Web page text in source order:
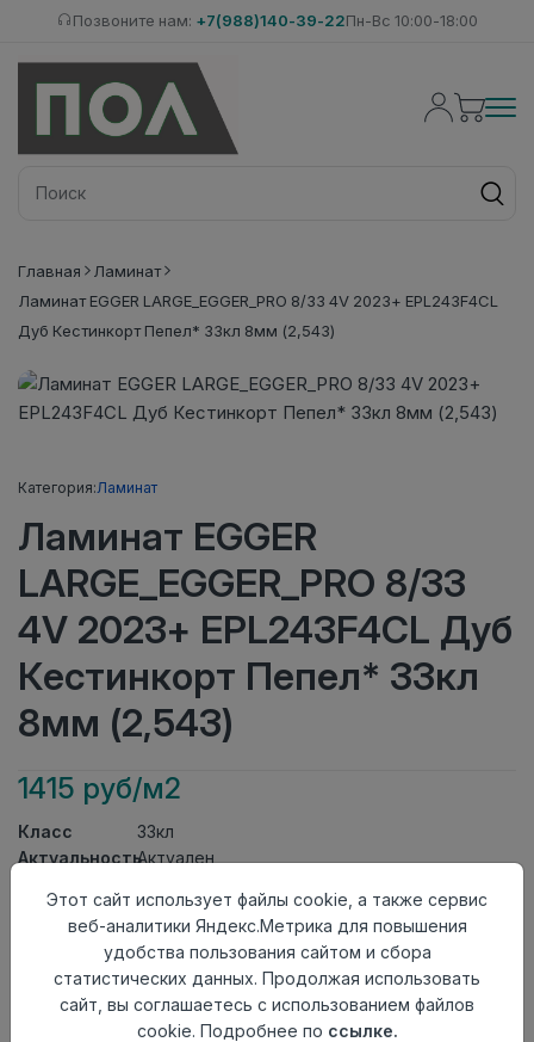
Позвоните нам: +7(988)140-39-22Пн-Вс 10:00-18:00
Главная
Ламинат
Ламинат EGGER LARGE_EGGER_PRO 8/33 4V 2023+ EPL243F4CL
Дуб Кестинкорт Пепел* 33кл 8мм (2,543)
Категория:Ламинат
Ламинат EGGER
LARGE_EGGER_PRO 8/33
4V 2023+ EPL243F4CL Дуб
Кестинкорт Пепел* 33кл
8мм (2,543)
1415 руб/м2
Класс
33кл
АктуальностьАктуален
Размер
доски
1292×246мм
Теплый пол
до +27 градусов
Фаска
4V
Замок
Clic It
Этот сайт использует файлы cookie, а также сервис
веб-аналитики Яндекс.Метрика для повышения
удобства пользования сайтом и сбора
статистических данных. Продолжая использовать
сайт, вы соглашаетесь с использованием файлов
cookie. Подробнее по ссылке.